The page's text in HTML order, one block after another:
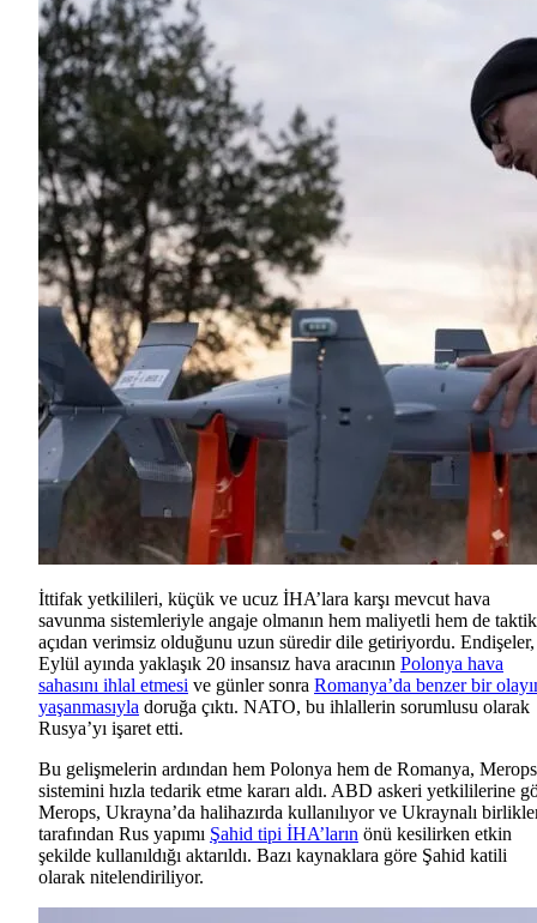
İttifak yetkilileri, küçük ve ucuz İHA’lara karşı mevcut hava
savunma sistemleriyle angaje olmanın hem maliyetli hem de taktik
açıdan verimsiz olduğunu uzun süredir dile getiriyordu. Endişeler,
Eylül ayında yaklaşık 20 insansız hava aracının Polonya hava
sahasını ihlal etmesi ve günler sonra Romanya’da benzer bir
yaşanmasıyla doruğa çıktı. NATO, bu ihlallerin sorumlusu olarak
Rusya’yı işaret etti.
Bu gelişmelerin ardından hem Polonya hem de Romanya, Merops
sistemini hızla tedarik etme kararı aldı. ABD askeri yetkililerine
Merops, Ukrayna’da halihazırda kullanılıyor ve Ukraynalı
tarafından Rus yapımı Şahid tipi İHA’ların önü kesilirken etkin
şekilde kullanıldığı aktarıldı. Bazı kaynaklara göre Şahid katili
olarak nitelendiriliyor.